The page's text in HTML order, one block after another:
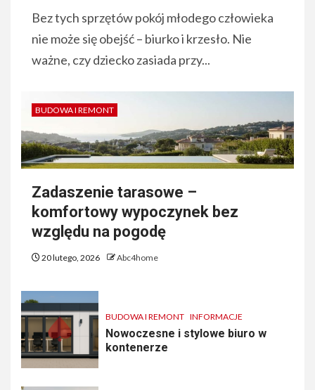
Bez tych sprzętów pokój młodego człowieka
nie może się obejść – biurko i krzesło. Nie
ważne, czy dziecko zasiada przy...
BUDOWA I REMONT
Zadaszenie tarasowe –
komfortowy wypoczynek bez
względu na pogodę
20 lutego, 2026 Abc4home
BUDOWA I REMONT INFORMACJE
Nowoczesne i stylowe biuro w
kontenerze